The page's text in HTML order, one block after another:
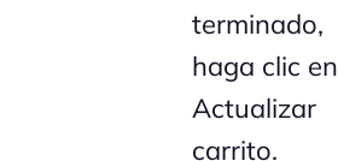
terminado,
haga clic en
Actualizar
carrito.